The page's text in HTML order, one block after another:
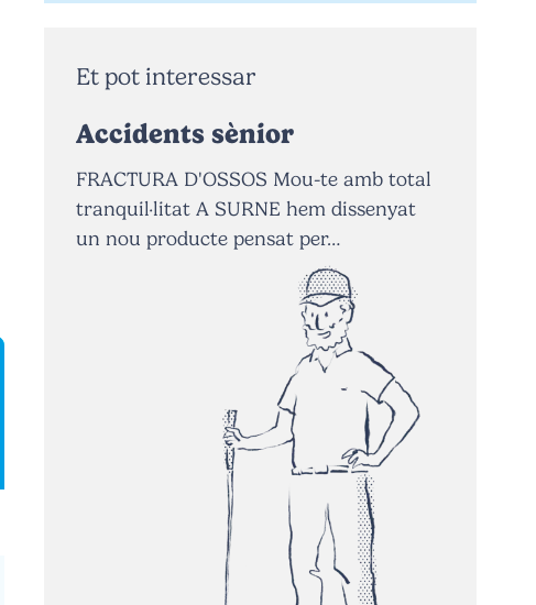
Et pot interessar
Accidents sènior
FRACTURA D'OSSOS Mou-te amb total
tranquil·litat A SURNE hem dissenyat
un nou producte pensat per…